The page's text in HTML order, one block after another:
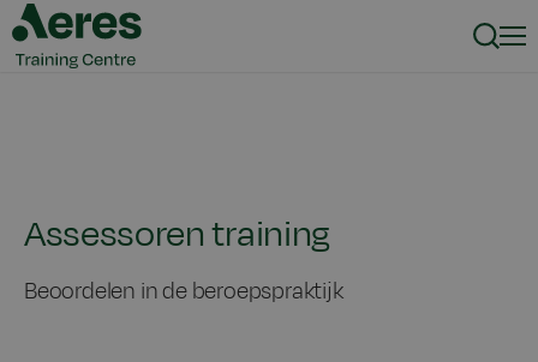
Assessoren training
Beoordelen in de beroepspraktijk